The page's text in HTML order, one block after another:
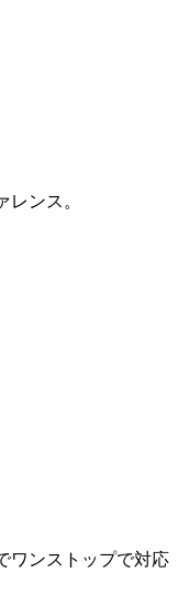
ンス。
ワンストップで対応